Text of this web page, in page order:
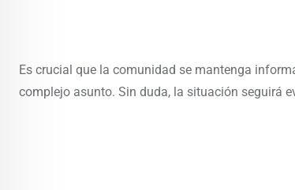
Es crucial que la comunidad se mantenga
complejo asunto. Sin duda, la situación seguirá